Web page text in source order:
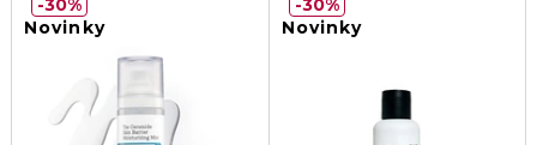
Novinky
30%
Novinky
30%